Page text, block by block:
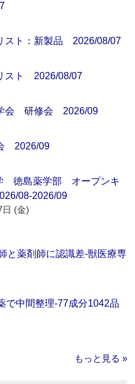
スト：新製品 2026/08/07
スト 2026/08/07
学会 研修会 2026/09
2026/09
徳島薬学部 オープンキ
08-2026/09
日 (金)
と薬剤師に認識差‐獣医療専
で中間整理‐77成分1042品
もっと見る »